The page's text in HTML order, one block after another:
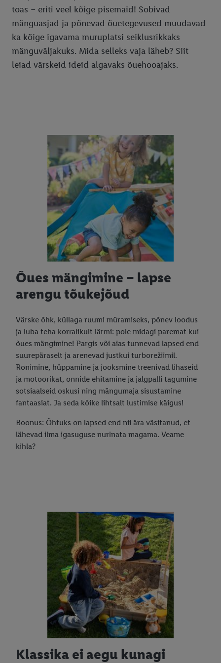
toas – eriti veel kõige pisemaid! Sobivad
mänguasjad ja põnevad õuetegevused muudavad
ka kõige igavama muruplatsi seiklusrikkaks
mänguväljakuks. Mida selleks vaja läheb? Siit
leiad värskeid ideid algavaks õuehooajaks.
Õues mängimine – lapse
arengu tõukejõud
Värske õhk, küllaga ruumi müramiseks, põnev loodus
ja luba teha korralikult lärmi: pole midagi paremat kui
õues mängimine! Pargis või aias tunnevad lapsed end
suurepäraselt ja arenevad justkui turborežiimil.
Ronimine, hüppamine ja jooksmine treenivad lihaseid
ja motoorikat, onnide ehitamine ja jalgpalli tagumine
sotsiaalseid oskusi ning mängumaja sisustamine
fantaasiat. Ja seda kõike lihtsalt lustimise käigus!
Boonus: Õhtuks on lapsed end nii ära väsitanud, et
lähevad ilma igasuguse nurinata magama. Veame
kihla?
Klassika ei aegu kunagi